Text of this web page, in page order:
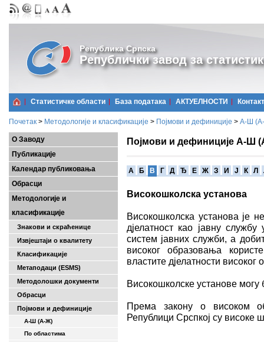
Република Српска
Републички завод за
Статистичке области Базa података АКТУЕЛНОСТИ Контакт
Почетак > Методологије и класификације > Појмови и дефиниције > А-Ш
О Заводу
Публикације
Календар публиковања
Обрасци
Методологије и
класификације
Знакови и скраћенице
Извјештаји о квалитету
Класификације
Метаподаци (ESMS)
Методолошки документи
Обрасци
Појмови и дефиниције
А-Ш (A-Ж)
По областима
Појмови и дефиниције А-Ш
A Б В Г Д Ђ Е Ж З И Ј К Л
Високошколска установа
Високошколска установа је
дјелатност као јавну
систем јавних служби, а
високог образовања
властите дјелатности високог
Високошколске установе могу
Према закону о високом
Републици Срспкој су високе